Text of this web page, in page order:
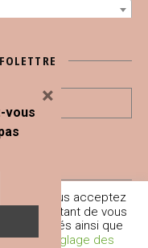
Snack Bar 2020
et mentions légales
Contact
ce site, vous acceptez
permettant de vous
proposés ainsi que
Réglage des
vous
×